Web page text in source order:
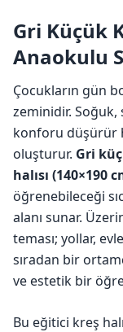
Gri Küçük
Anaokulu
Çocukların gün
zeminidir.
konforu düşürür
oluşturur. Gri
halısı (140×190
öğrenebileceği
alanı sunar.
teması; yollar,
sıradan bir
ve estetik bir
Bu eğitici kreş